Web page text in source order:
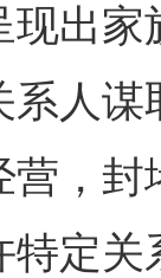
现出
人
，
定